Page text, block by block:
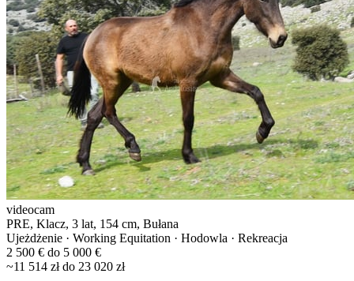
videocam
PRE, Klacz, 3 lat, 154 cm, Bułana
Ujeżdżenie · Working Equitation · Hodowla · Rekreacja
2 500 € do 5 000 €
~11 514 zł do 23 020 zł